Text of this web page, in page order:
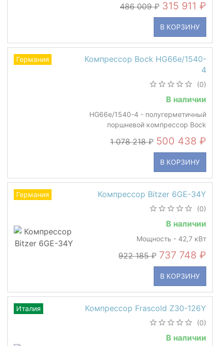
486 009 315 911
В КОРЗИНУ
Компрессор Bock HG66e/1540-
4
(0)
В наличии
HG66e/1540-4 - полугерметичный
поршневой компрессор Bock
1 078 218 500 438
В КОРЗИНУ
Германия
Компрессор Bitzer 6GE-34Y
(0)
В наличии
Мощность - 42,7 кВт
922 185 737 748
В КОРЗИНУ
Германия
Компрессор Frascold Z30-126Y
(0)
В наличии
Италия